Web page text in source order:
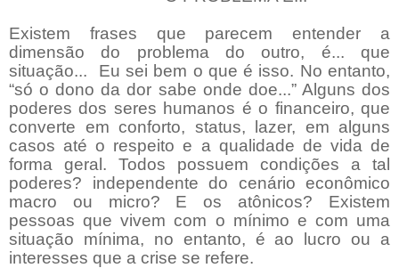
Existem frases que parecem entender a
dimensão do problema do outro, é... que
situação... Eu sei bem o que é isso. No entanto,
“só o dono da dor sabe onde doe...” Alguns dos
poderes dos seres humanos é o financeiro, que
converte em conforto, status, lazer, em alguns
casos até o respeito e a qualidade de vida de
forma geral. Todos possuem condições a tal
poderes? independente do cenário econômico
macro ou micro? E os atônicos? Existem
pessoas que vivem com o mínimo e com uma
situação mínima, no entanto, é ao lucro ou a
interesses que a crise se refere.